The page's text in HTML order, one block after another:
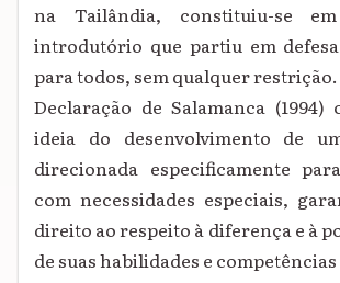
na Tailândia, constituiu-se
introdutório que partiu em
para todos, sem qualquer restrição.
Declaração de Salamanca (1994)
ideia do desenvolvimento de
direcionada especificamente
com necessidades especiais,
direito ao respeito à diferença e à
de suas habilidades e